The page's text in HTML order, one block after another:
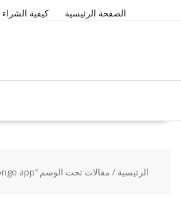
الصفحة الرئيسية كيفية الشراء
الرئيسية / مقالات تحت الوسم “bongobongo app”